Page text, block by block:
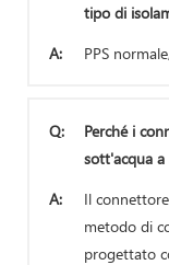
tipo di
A:
PPS
Q:
Perché i
sott'acqua
A:
Il
metodo di
progettato